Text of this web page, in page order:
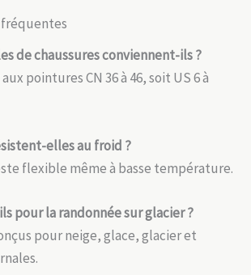
fréquentes
de chaussures conviennent-ils ?
pointures CN 36 à 46, soit US 6 à
elles au froid ?
flexible même à basse température.
pour la randonnée sur glacier ?
pour neige, glace, glacier et